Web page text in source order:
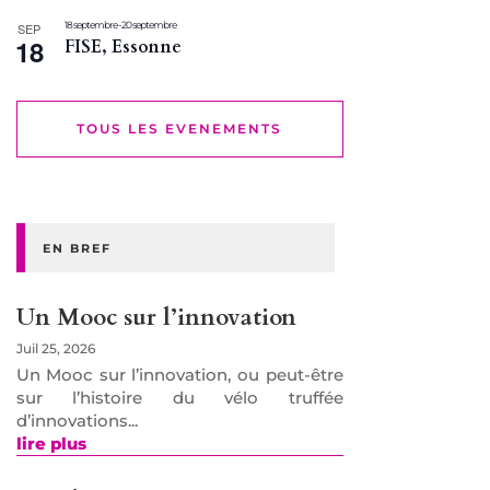
SEP
18
18 septembre-20 septembre
FISE, Essonne
TOUS LES EVENEMENTS
EN BREF
Un Mooc sur l’innovation
Juil 25, 2026
Un Mooc sur l’innovation, ou peut-être
sur l’histoire du vélo truffée
d’innovations...
lire plus